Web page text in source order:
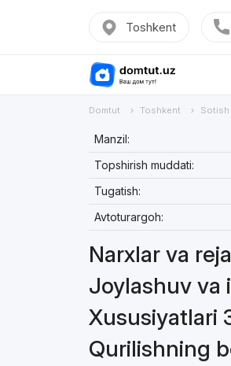
Toshkent
Domtut Toshkent Sotish
Manzil:
Topshirish muddati:
Tugatish:
Avtoturargoh:
Narxlar va
Joylashuv va
Xususiyatlari
Qurilishning